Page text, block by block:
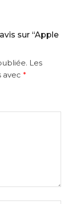
sur “Apple
Les
avec *